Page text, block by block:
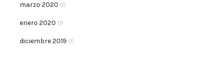
marzo 2020 (1)
enero 2020 (1)
diciembre 2019 (1)